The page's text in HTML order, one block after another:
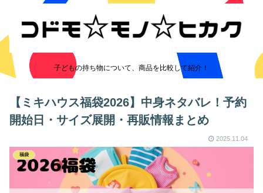
子どもの持ち物について、商品を比較して紹介！
【ミキハウス福袋2026】中身ネタバレ！予約
開始日・サイズ展開・再販情報まとめ
2025.11.04
福袋